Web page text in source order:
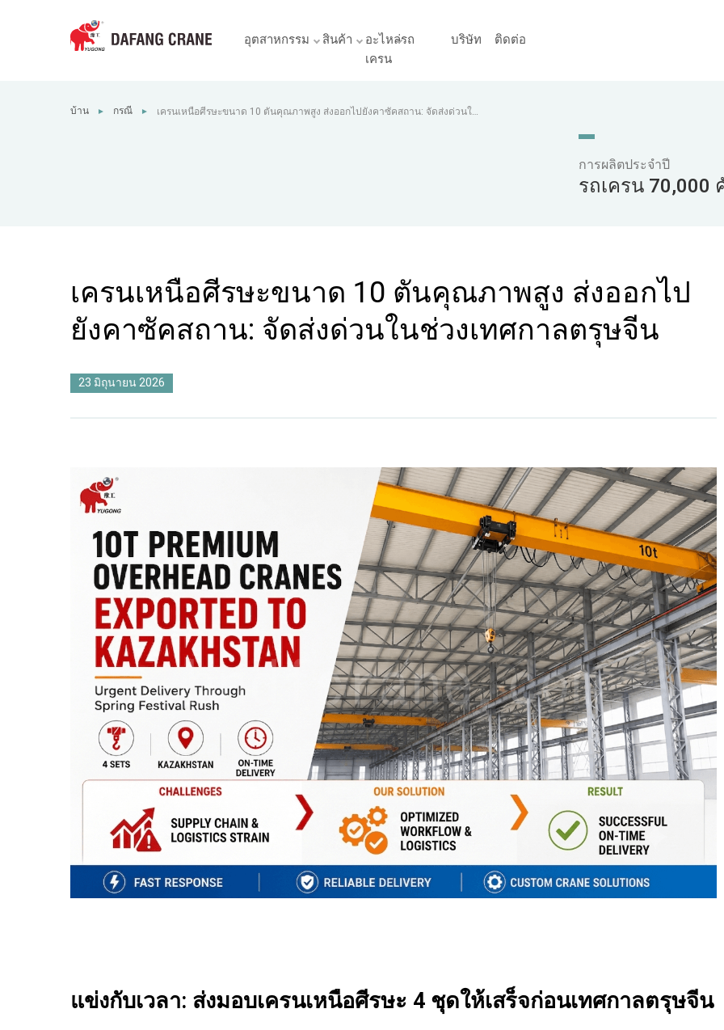
อุตสาหกรรม สินค้า
อะไหล่รถ
เครน
บริษัท ติดต่อ
บ้าน ► กรณี ►
เครนเหนือศีรษะขนาด 10 ตันคุณภาพสูง ส่งออกไปยังคาซัคสถาน: จัดส่งด่วนใน
การผลิตประจำปี
รถเครน 70,000
เครนเหนือศีรษะขนาด 10 ตันคุณภาพสูง ส่งออกไป
ยังคาซัคสถาน: จัดส่งด่วนในช่วงเทศกาลตรุษจีน
23 มิถุนายน 2026
แข่งกับเวลา: ส่งมอบเครนเหนือศีรษะ 4 ชุดให้เสร็จก่อนเทศกาลตรุษจีน